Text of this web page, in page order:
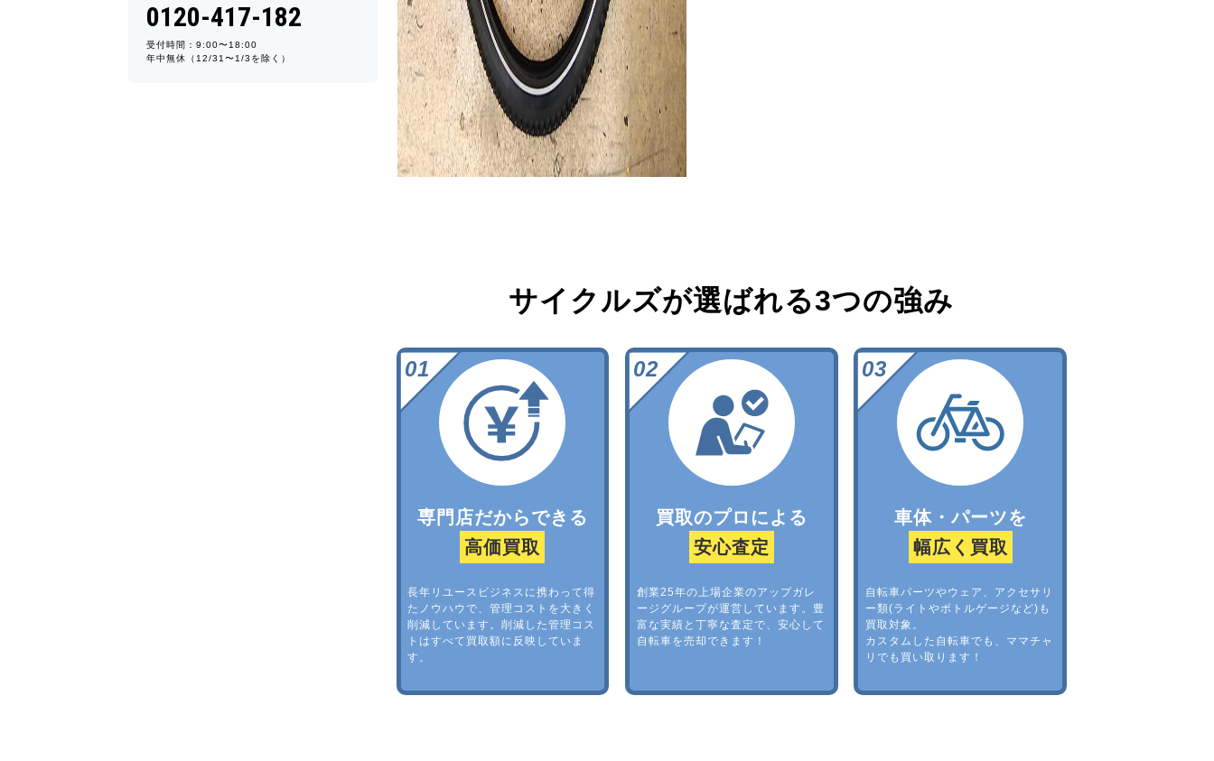
サイクルズが選ばれる3つの強み
専門店だからできる
高価買取
長年リユースビジネスに携わって得
たノウハウで、管理コストを大きく
削減しています。削減した管理コス
トはすべて買取額に反映していま
す。
買取のプロによる
安心査定
創業25年の上場企業のアップガレ
ージグループが運営しています。豊
富な実績と丁寧な査定で、安心して
自転車を売却できます！
車体・パーツを
幅広く買取
自転車パーツやウェア、アクセサリ
ー類(ライトやボトルゲージなど)も
買取対象。
カスタムした自転車でも、ママチャ
リでも買い取ります！
0120-417-182
受付時間：9:00〜18:00
年中無休（12/31〜1/3を除く）